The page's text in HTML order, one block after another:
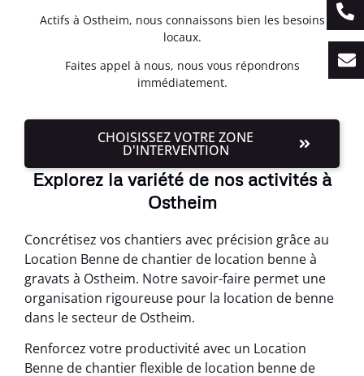
Actifs à Ostheim, nous connaissons bien les besoins
locaux.
Faites appel à nous, nous vous répondrons
immédiatement.
CHOISISSEZ VOTRE ZONE
D'INTERVENTION
Explorez la variété de nos activités à
Ostheim
Concrétisez vos chantiers avec précision grâce au
Location Benne de chantier de location benne à
gravats à Ostheim. Notre savoir-faire permet une
organisation rigoureuse pour la location de benne
dans le secteur de Ostheim.
Renforcez votre productivité avec un Location
Benne de chantier flexible de location benne de